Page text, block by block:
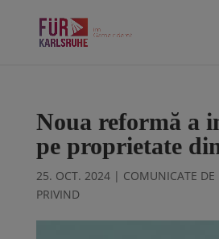
Noua reformă a
pe proprietate
25. OCT. 2024| COMUNICATE DE
PRIVIND